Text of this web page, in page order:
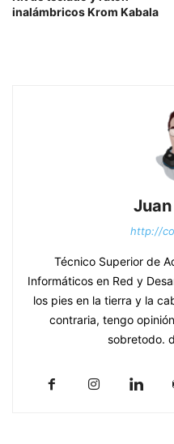
inalámbricos Krom Kabala
http://
Técnico Superior de
Informáticos en Red y
los pies en la tierra y la
contraria, tengo
sobretodo.